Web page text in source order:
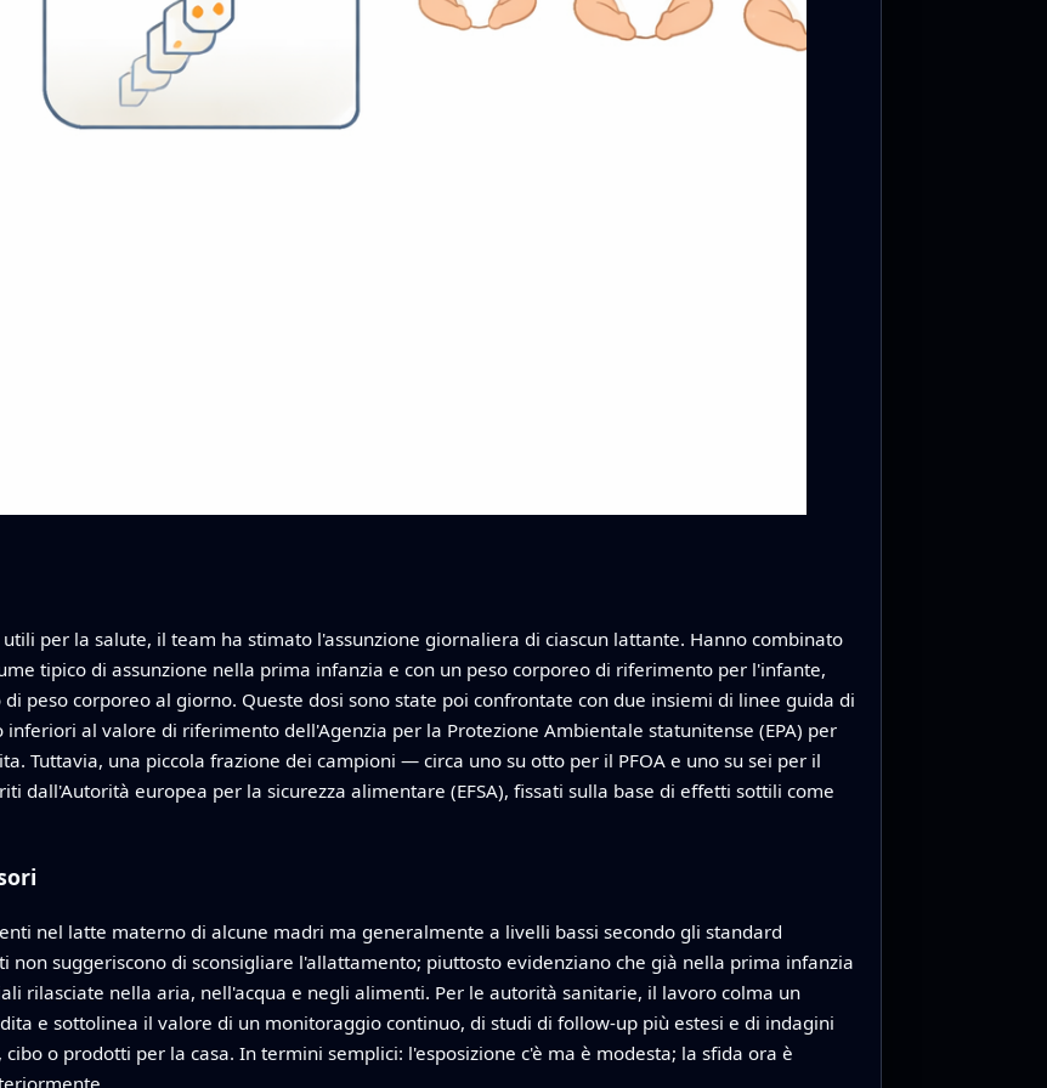
per la salute, il team ha stimato l'assunzione giornaliera di ciascun lattante. Hanno combinato
tipico di assunzione nella prima infanzia e con un peso corporeo di riferimento per l'infante,
peso corporeo al giorno. Queste dosi sono state poi confrontate con due insiemi di linee guida di
al valore di riferimento dell'Agenzia per la Protezione Ambientale statunitense (EPA) per
Tuttavia, una piccola frazione dei campioni — circa uno su otto per il PFOA e uno su sei per il
dall'Autorità europea per la sicurezza alimentare (EFSA), fissati sulla base di effetti sottili come
nel latte materno di alcune madri ma generalmente a livelli bassi secondo gli standard
suggeriscono di sconsigliare l'allattamento; piuttosto evidenziano che già nella prima infanzia
rilasciate nella aria, nell'acqua e negli alimenti. Per le autorità sanitarie, il lavoro colma un
e sottolinea il valore di un monitoraggio continuo, di studi di follow‑up più estesi e di indagini
o prodotti per la casa. In termini semplici: l'esposizione c'è ma è modesta; la sfida ora è